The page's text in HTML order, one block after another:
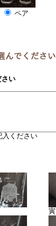
ペア
さい
入ください
寅